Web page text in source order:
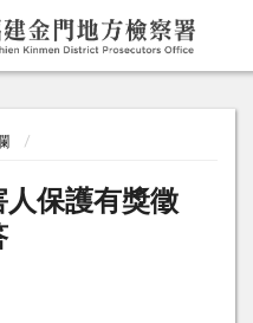
人保護有獎徵